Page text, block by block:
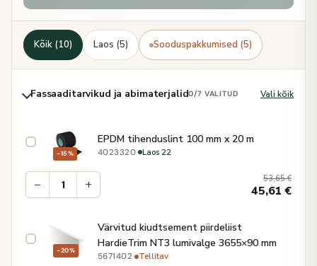
Kõik (10) Laos (5) Sooduspakkumised (5)
Fassaaditarvikud ja abimaterjalid0/7 VALITUD Vali kõik
−15%
EPDM tihenduslint 100 mm x 20 m
4023320· Laos 22
− + 53,65€
45,61€
−20%
Värvitud kiudtsement piirdeliist
HardieTrim NT3 lumivalge 3655×90 mm
5671402· Tellitav